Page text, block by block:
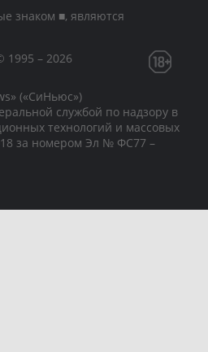
знаком ■, являются
– 2026
(«СиНьюс»)
службой по надзору в
технологий и массовых
за номером Эл № ФС77 –